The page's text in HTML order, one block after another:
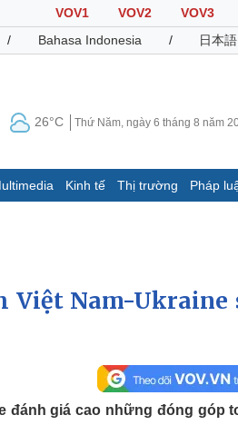
VOV1 VOV2 VOV3
/ Bahasa Indonesia / 日本語
26°C Thứ Năm, ngày 6 tháng 8 năm
Kinh tế Thị trường Pháp
Thể thao
Lịch thi đấu bóng đá
Việt Nam-
đánh giá cao những đóng góp